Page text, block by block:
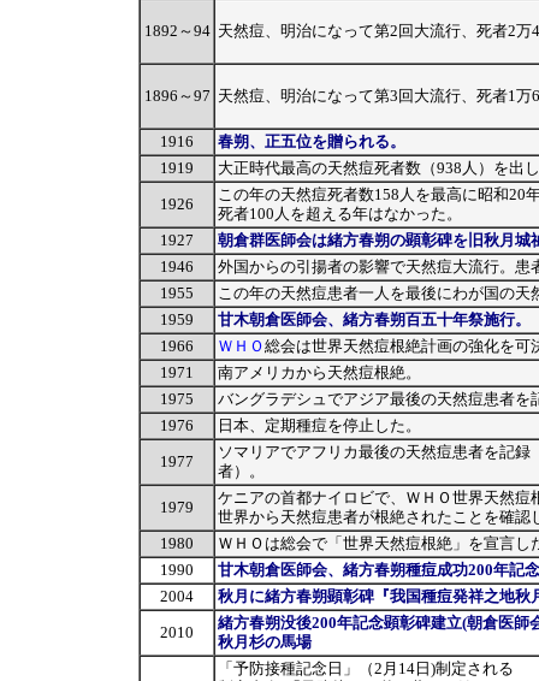
1892～94 天然痘、明治になって第2回大流行、死者2万
1896～97 天然痘、明治になって第3回大流行、死者1万
1916
春朔、正五位を贈られる。
1919
大正時代最高の天然痘死者数（938人）を出
1926
この年の天然痘死者数158人を最高に昭和20
死者100人を超える年はなかった。
1927
朝倉群医師会は緒方春朔の顕彰碑を旧秋月城
1946
外国からの引揚者の影響で天然痘大流行。患
1955
この年の天然痘患者一人を最後にわが国の天
1959
甘木朝倉医師会、緒方春朔百五十年祭施行。
1966
ＷＨＯ総会は世界天然痘根絶計画の強化を可
1971
南アメリカから天然痘根絶。
1975
バングラデシュでアジア最後の天然痘患者を
1976
日本、定期種痘を停止した。
1977
ソマリアでアフリカ最後の天然痘患者を記
者）。
1979
ケニアの首都ナイロビで、ＷＨＯ世界天然痘
世界から天然痘患者が根絶されたことを確認
1980
ＷＨＯは総会で「世界天然痘根絶」を宣言し
1990
甘木朝倉医師会、緒方春朔種痘成功200年記
2004
秋月に緒方春朔顕彰碑『我国種痘発祥之地秋
2010
緒方春朔没後200年記念顕彰碑建立(朝倉医師
秋月杉の馬場
「予防接種記念日」（2月14日)制定される